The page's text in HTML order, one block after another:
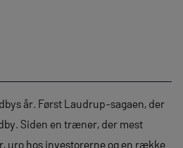
år. Først Laudrup-sagaen, der
Siden en træner, der mest
uro hos investorerne og en række